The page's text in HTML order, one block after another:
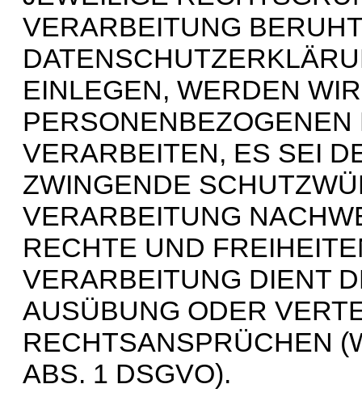
VERARBEITUNG
EINLEGEN, WERDEN
VERARBEITEN, ES SEI
ZWINGENDE
VERARBEITUNG
RECHTE UND
VERARBEITUNG DIENT
AUSÜBUNG ODER
RECHTSANSPRÜCHEN
ABS. 1 DSGVO).